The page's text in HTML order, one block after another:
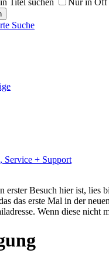
Titel suchen Nur in Off
Suche
Service + Support
erster Besuch hier ist, lies
das erste Mal in der
Wenn diese nicht